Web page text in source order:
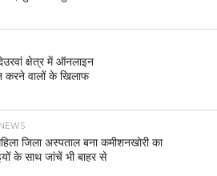
क्षेत्र में ऑनलाइन
वालों के खिलाफ
जिला अस्पताल बना कमीशनखोरी का
के साथ जांचें भी बाहर से